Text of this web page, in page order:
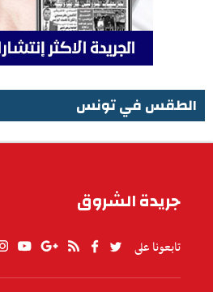
الطقس في تونس
جريدة الشروق
تابعونا على